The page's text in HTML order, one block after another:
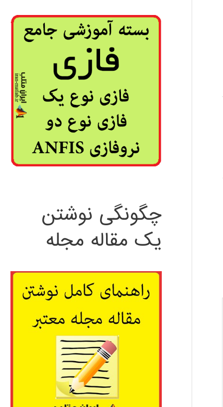
چگونگی نوشتن
یک مقاله مجله